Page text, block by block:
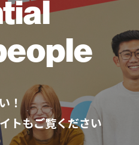
！
トもご覧ください